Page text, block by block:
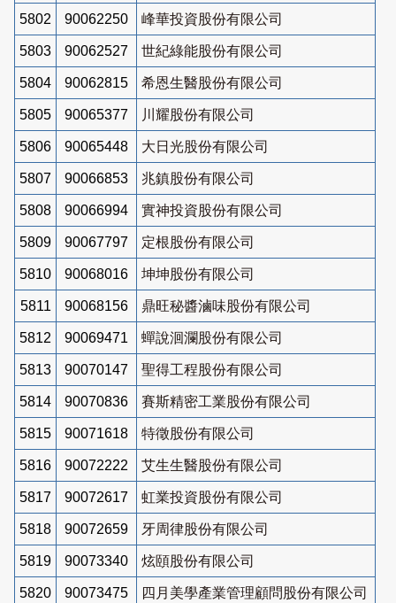
5802 90062250 峰華投資股份有限公司
5803 90062527 世紀綠能股份有限公司
5804 90062815 希恩生醫股份有限公司
5805 90065377 川耀股份有限公司
5806 90065448 大日光股份有限公司
5807 90066853 兆鎮股份有限公司
5808 90066994 實神投資股份有限公司
5809 90067797 定根股份有限公司
5810 90068016 坤坤股份有限公司
5811 90068156 鼎旺秘醬滷味股份有限公司
5812 90069471 蟬說洄瀾股份有限公司
5813 90070147 聖得工程股份有限公司
5814 90070836 賽斯精密工業股份有限公司
5815 90071618 特徵股份有限公司
5816 90072222 艾生生醫股份有限公司
5817 90072617 虹業投資股份有限公司
5818 90072659 牙周律股份有限公司
5819 90073340 炫頤股份有限公司
5820 90073475 四月美學產業管理顧問股份有限公司